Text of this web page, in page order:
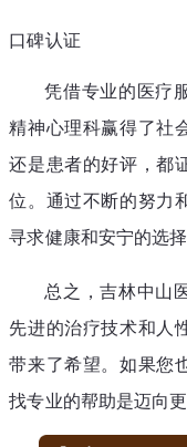
口碑认证
凭借专业的医疗
精神心理科赢得了社
还是患者的好评，都
位。通过不断的努力
寻求健康和安宁的选择
总之，吉林中山
先进的治疗技术和人
带来了希望。如果您
找专业的帮助是迈向